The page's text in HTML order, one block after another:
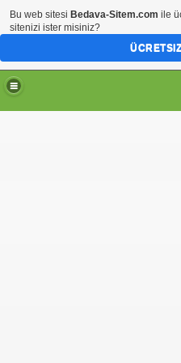
Bu web sitesi Bedava-Sitem.com ile
sitenizi ister misiniz?